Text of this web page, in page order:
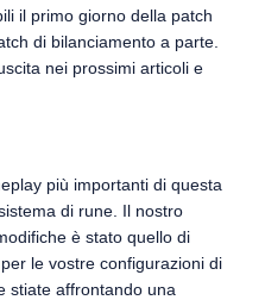
il primo giorno della patch
di bilanciamento a parte.
nei prossimi articoli e
più importanti di questa
di rune. Il nostro
è stato quello di
le vostre configurazioni di
stiate affrontando una